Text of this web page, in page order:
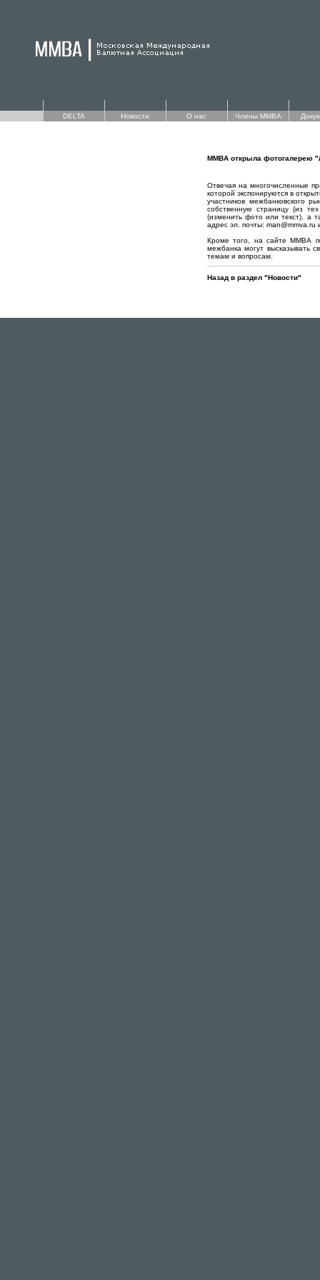
DELTA Новости О нас Члены ММВА
ММВА открыла фотогалерею
Отвечая на многочисленные
которой экспонируются в
участников межбанковского
собственную страницу (из
(изменить фото или текст), а
адрес эл. почты: man@mmva.ru
Кроме того, на сайте ММВА
межбанка могут высказывать
темам и вопросам.
Назад в раздел "Новости"